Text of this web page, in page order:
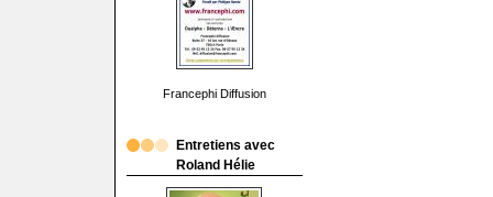
Francephi Diffusion
Entretiens avec
Roland Hélie